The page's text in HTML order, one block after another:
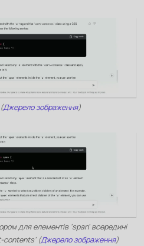
Джерело зображення)
для елементів 'span' всередині
contents' (Джерело зображення)